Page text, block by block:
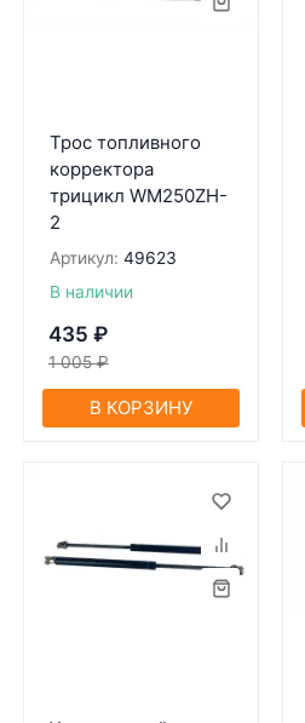
Трос топливного
корректора
трицикл WM250ZH-
2
Артикул: 49623
В наличии
435 ₽
1 005 ₽
В КОРЗИНУ